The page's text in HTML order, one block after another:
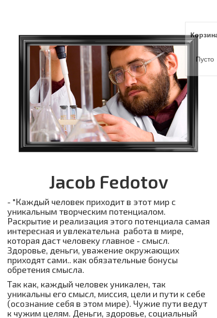
Jacob­ Fedotov
- "Каждый человек приходит в этот мир с
уникальным творческим потенциалом.
Раскрытие и реализация этого потенциала самая
интересная и увлекательна работа в мире,
которая даст человеку главное - смысл.
Здоровье, деньги, уважение окружающих
приходят сами.. как обязательные бонусы
обретения смысла.
Так как, каждый человек уникален, так
уникальны его смысл, миссия, цели и пути к себе
(осознание себя в этом мире). Чужие пути ведут
к чужим целям. Деньги, здоровье, социальный
Пусто